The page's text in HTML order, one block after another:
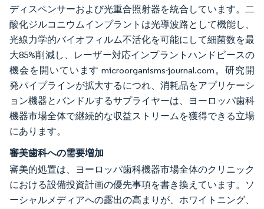
ディスペンサーおよび光重合照射器を統合しています。二
酸化ジルコニウムインプラントは光導波路として機能し、
光線力学的バイオフィルム不活化を可能にして細菌数を最
大85%削減し、レーザー対応インプラントハンドピースの
機会を開いています microorganisms-journal.com。研究開
発パイプラインが拡大するにつれ、消耗品をアプリケーシ
ョン機器とバンドルするサプライヤーは、ヨーロッパ歯科
機器市場全体で継続的な収益ストリームを獲得できる立場
にあります。
審美歯科への需要増加
審美的処置は、ヨーロッパ歯科機器市場全体のクリニック
における設備投資計画の優先事項を書き換えています。ソ
ーシャルメディアへの露出の高まりが、ホワイトニング、